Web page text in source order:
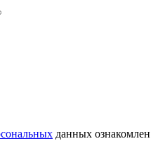
данных ознакомлен